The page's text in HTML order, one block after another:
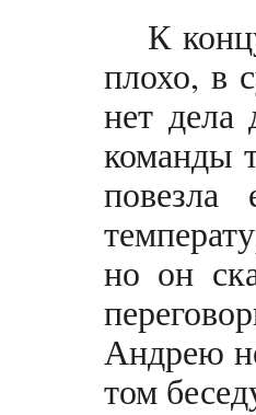
К
плохо, в
нет дела
команды
но он
Андрею
том